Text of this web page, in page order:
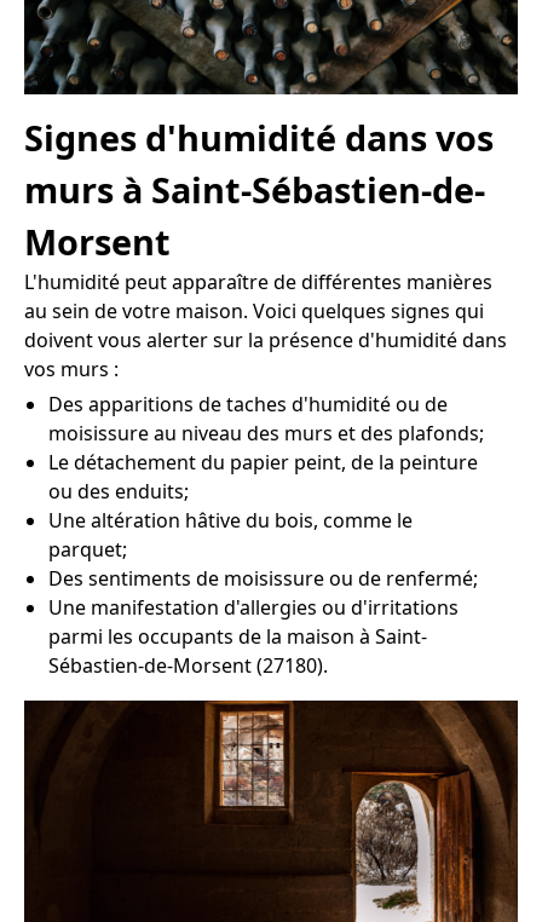
Signes d'humidité dans vos
murs à Saint-Sébastien-de-
Morsent
L'humidité peut apparaître de différentes manières
au sein de votre maison. Voici quelques signes qui
doivent vous alerter sur la présence d'humidité dans
vos murs :
Des apparitions de taches d'humidité ou de
moisissure au niveau des murs et des plafonds;
Le détachement du papier peint, de la peinture
ou des enduits;
Une altération hâtive du bois, comme le
parquet;
Des sentiments de moisissure ou de renfermé;
Une manifestation d'allergies ou d'irritations
parmi les occupants de la maison à Saint-
Sébastien-de-Morsent (27180).